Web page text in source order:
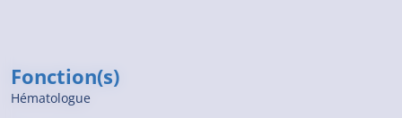
Fonction(s)
Hématologue